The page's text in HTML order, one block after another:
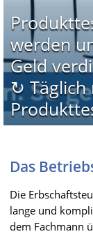
werden
Geld
↻ Täglich
Das
Die
lange und
dem Fachmann